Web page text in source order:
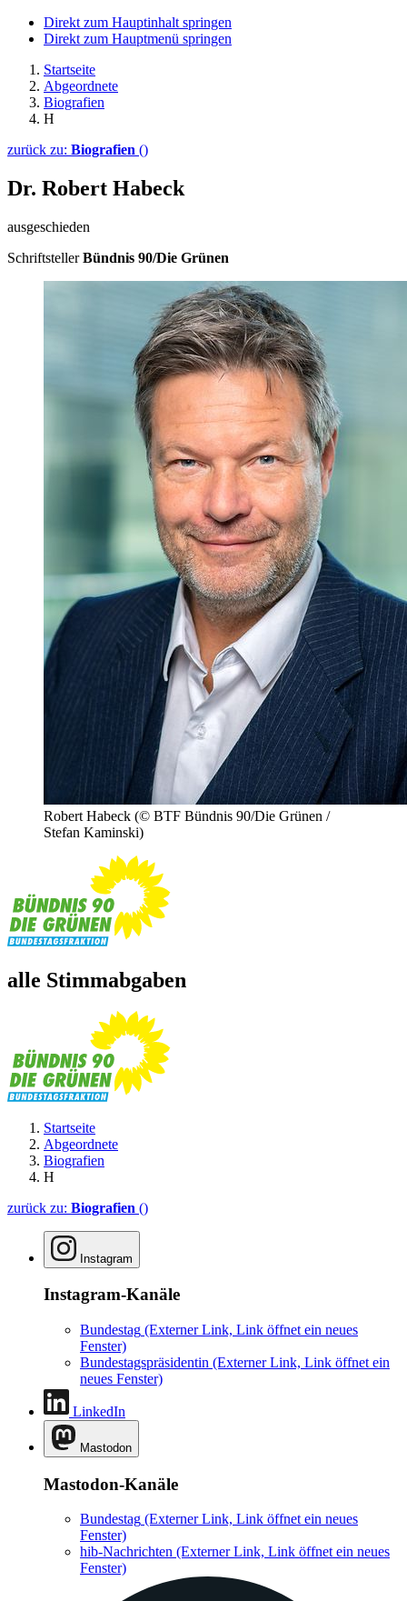
Direkt zum Hauptinhalt springen
Direkt zum Hauptmenü springen
Startseite
Abgeordnete
Biografien
H
zurück zu: Biografien ()
Dr. Robert Habeck
ausgeschieden
Schriftsteller Bündnis 90/Die Grünen
Robert Habeck (© BTF Bündnis 90/Die Grünen /
Stefan Kaminski)
alle Stimmabgaben
Startseite
Abgeordnete
Biografien
H
zurück zu: Biografien ()
Instagram
Instagram-Kanäle
Bundestag (Externer Link, Link öffnet ein neues
Fenster)
Bundestagspräsidentin (Externer Link, Link öffnet ein
neues Fenster)
LinkedIn
Mastodon
Mastodon-Kanäle
Bundestag (Externer Link, Link öffnet ein neues
Fenster)
hib-Nachrichten (Externer Link, Link öffnet ein neues
Fenster)